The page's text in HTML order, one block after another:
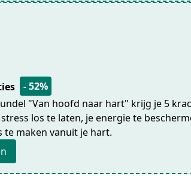
- 52%
"Van hoofd naar hart" krijg je 5
los te laten, je energie te
te maken vanuit je hart.